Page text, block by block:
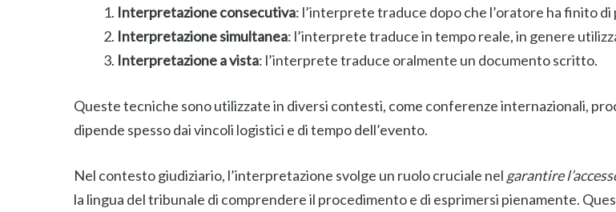
Interpretazione consecutiva: l’interprete traduce dopo che l’oratore ha finito di
Interpretazione simultanea: l’interprete traduce in tempo reale, in genere
Interpretazione a vista: l’interprete traduce oralmente un documento scritto.
Queste tecniche sono utilizzate in diversi contesti, come conferenze internazionali,
dipende spesso dai vincoli logistici e di tempo dell’evento.
Nel contesto giudiziario, l’interpretazione svolge un ruolo cruciale nel garantire
la lingua del tribunale di comprendere il procedimento e di esprimersi pienamente.